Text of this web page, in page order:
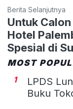
Berita Selanjutnya
Untuk
Hotel
Spesial di
MOST
1
LPDS
Buku